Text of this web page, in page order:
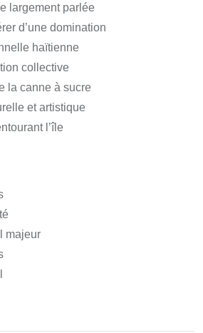
largement parlée
d’une domination
haïtienne
collective
la canne à sucre
et artistique
l’île
majeur